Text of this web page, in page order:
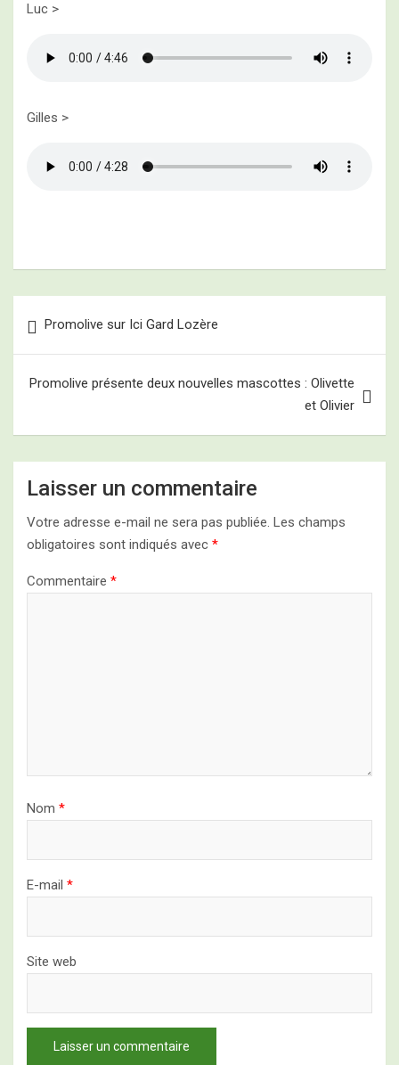
Luc >
Gilles >
de Promolive sur Ici Gard Lozère
Promolive présente deux nouvelles mascottes : Olivette
et Olivier
Laisser un commentaire
Votre adresse e-mail ne sera pas publiée. Les champs
obligatoires sont indiqués avec *
Commentaire *
Nom *
E-mail *
Site web